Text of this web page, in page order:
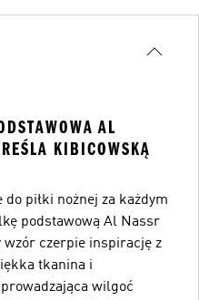
AL
KIBICOWSKĄ
piłki nożnej za każdym
podstawową Al Nassr
wzór czerpie inspirację z
tkanina i
wilgoć